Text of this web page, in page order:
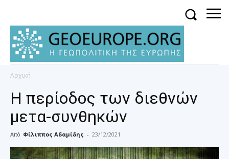
Αρχική
Η περίοδος των διεθνών
μετα-συνθηκών
Από Φίλιππος Αδαμίδης - 23/12/2021